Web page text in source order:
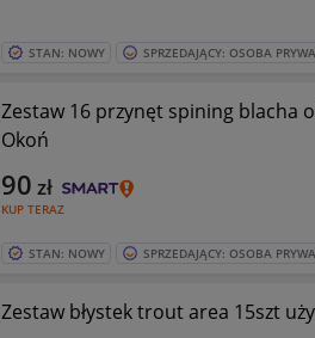
STAN: NOWY SPRZEDAJĄCY: OSOBA
Zestaw 16 przynęt spining blacha
Okoń
KUP TERAZ
90 zł
STAN: NOWY SPRZEDAJĄCY: OSOBA
Zestaw błystek trout area 15szt